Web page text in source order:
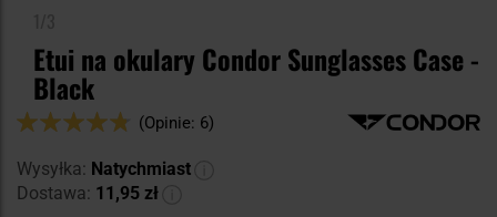
Etui na okulary Condor Sunglasses Case -
Black
Ocena:
(Opinie: 6)
Wysyłka: Natychmiast
Dostawa: 11,95 zł